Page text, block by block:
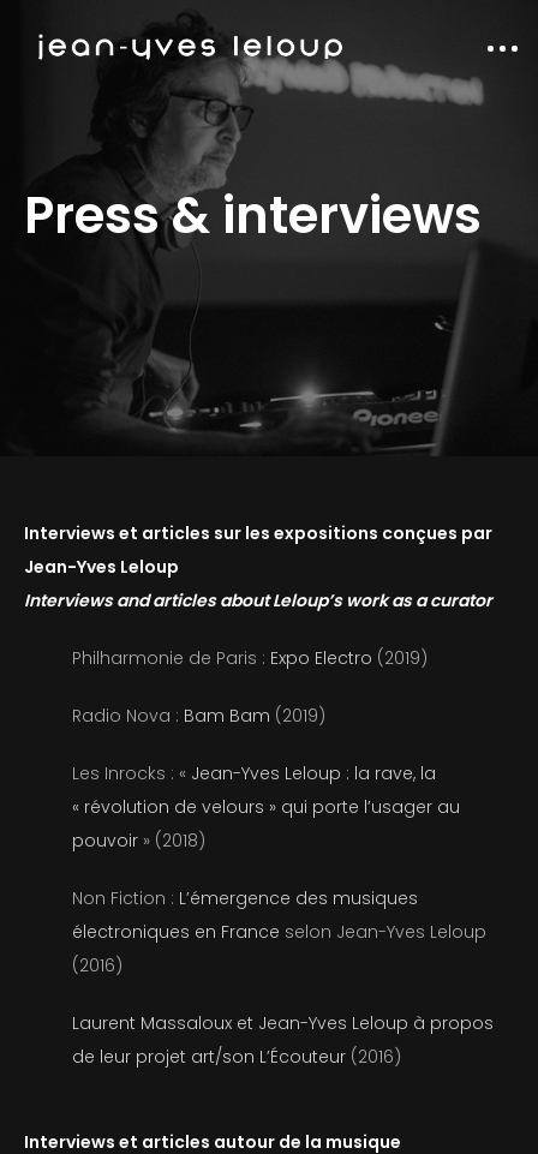
Press & interviews
Interviews et articles sur les expositions conçues par
Jean-Yves Leloup
Interviews and articles about Leloup’s work as a curator
Philharmonie de Paris : Expo Electro (2019)
Radio Nova : Bam Bam (2019)
Les Inrocks : « Jean-Yves Leloup : la rave, la
« révolution de velours » qui porte l’usager au
pouvoir » (2018)
Non Fiction : L’émergence des musiques
électroniques en France selon Jean-Yves Leloup
(2016)
Laurent Massaloux et Jean-Yves Leloup à propos
de leur projet art/son L’Écouteur (2016)
Interviews et articles autour de la musique